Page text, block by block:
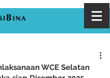
WCE Selatan